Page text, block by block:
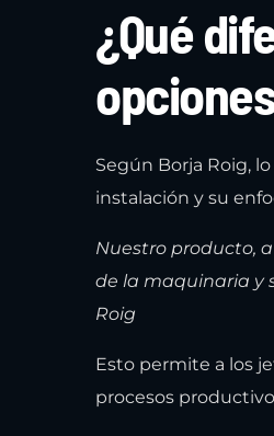
¿Qué
Según Borja Roig,
instalación y su
Nuestro producto,
de la maquinaria y
Roig
Esto permite a los
procesos